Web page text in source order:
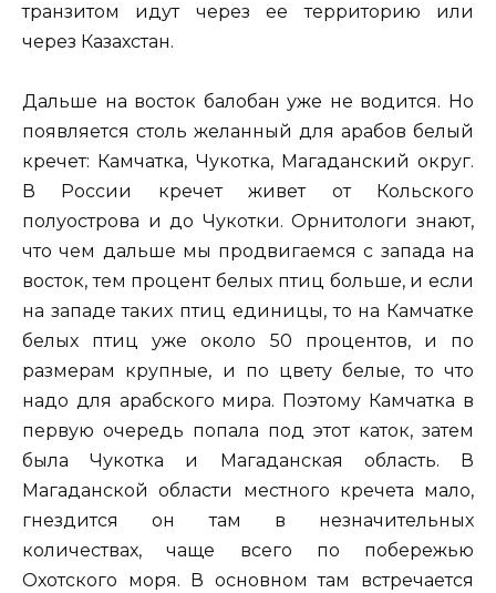
транзитом идут через ее территорию или
через Казахстан.
Дальше на восток балобан уже не водится. Но
появляется столь желанный для арабов белый
кречет: Камчатка, Чукотка, Магаданский округ.
В России кречет живет от Кольского
полуострова и до Чукотки. Орнитологи знают,
что чем дальше мы продвигаемся с запада на
восток, тем процент белых птиц больше, и если
на западе таких птиц единицы, то на Камчатке
белых птиц уже около 50 процентов, и по
размерам крупные, и по цвету белые, то что
надо для арабского мира. Поэтому Камчатка в
первую очередь попала под этот каток, затем
была Чукотка и Магаданская область. В
Магаданской области местного кречета мало,
гнездится он там в незначительных
количествах, чаще всего по побережью
Охотского моря. В основном там встречается